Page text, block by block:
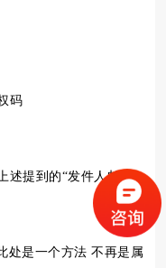
码
提到的“发件人邮箱”
是一个方法 不再是属